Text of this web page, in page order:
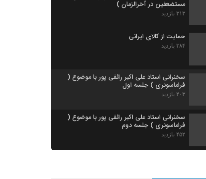
مستضعفین در آخرالزمان )
۳۱۳ بازدید
حمایت از کالای ایرانی
۳۸۴ بازدید
سخنرانی استاد علی اکبر رائفی پور با موضوع (
فراماسونری ) جلسه اول
۴۰۳ بازدید
سخنرانی استاد علی اکبر رائفی پور با موضوع (
فراماسونری ) جلسه دوم
۴۵۲ بازدید